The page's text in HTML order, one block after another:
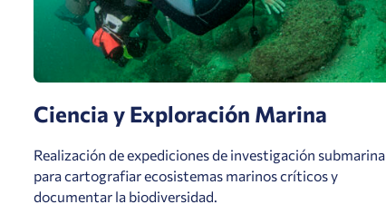
Ciencia y Exploración Marina
Realización de expediciones de investigación submarina
para cartografiar ecosistemas marinos críticos y
documentar la biodiversidad.